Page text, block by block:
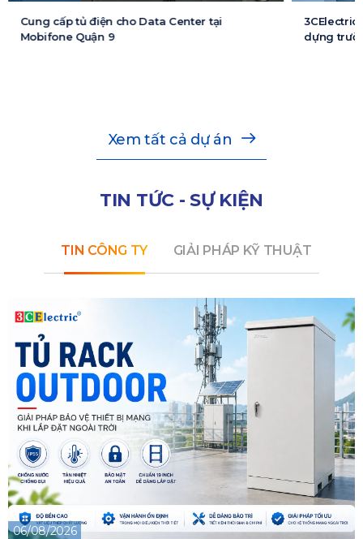
3CElectric cung cấp tủ điện cho Dự án xây
dựng trường đại học FPT
Cung cấp
cấp
Xem tất cả dự án
TIN TỨC - SỰ KIỆN
TIN CÔNG TY GIẢI PHÁP KỸ THUẬT
06/08/2026